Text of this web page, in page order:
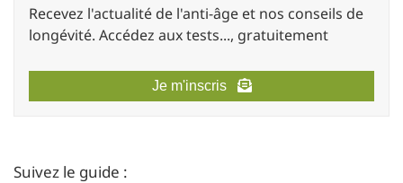
Recevez l'actualité de l'anti-âge et nos conseils de
longévité. Accédez aux tests..., gratuitement
Je m'inscris
Suivez le guide :